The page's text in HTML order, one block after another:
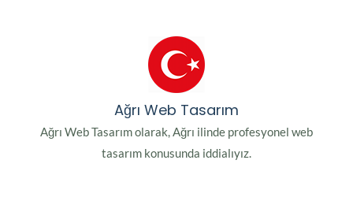
Ağrı Web Tasarım
Ağrı Web Tasarım olarak, Ağrı ilinde profesyonel web
tasarım konusunda iddialıyız.